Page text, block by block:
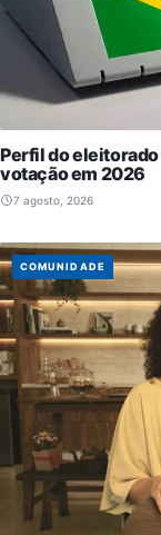
Perfil do eleitorado
votação em 2026
7 agosto, 2026
COMUNIDADE